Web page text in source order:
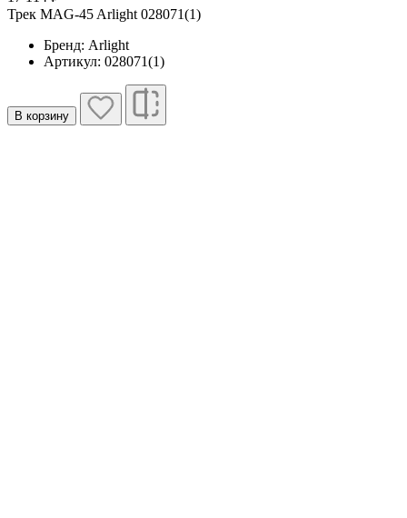
Трек MAG-45 Arlight 028071(1)
Бренд: Arlight
Артикул: 028071(1)
В корзину